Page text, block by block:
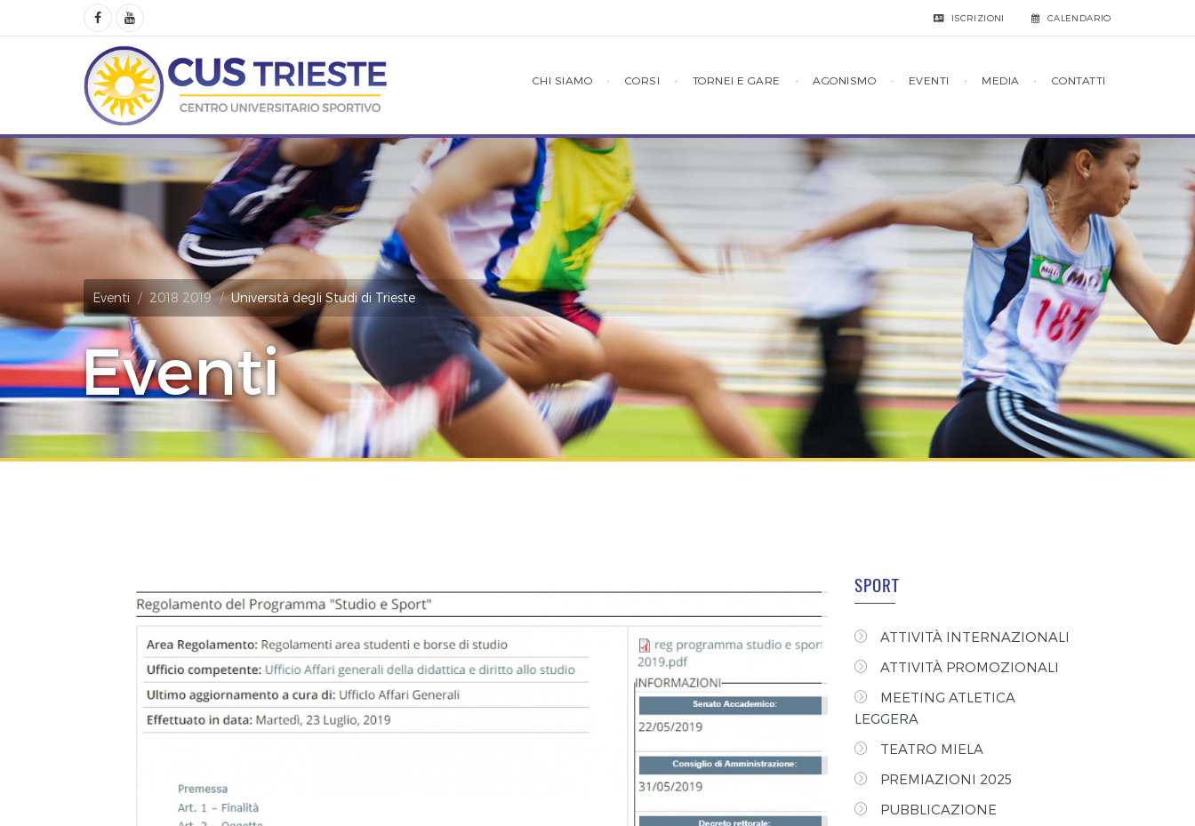
ISCRIZIONI CALENDARIO
CHI SIAMO · CORSI · TORNEI E GARE · AGONISMO · EVENTI · MEDIA · CONTATTI
Eventi 2018 2019 Università degli Studi di Trieste
Eventi
SPORT
ATTIVITÀ INTERNAZIONALI
ATTIVITÀ PROMOZIONALI
MEETING ATLETICA
LEGGERA
TEATRO MIELA
PREMIAZIONI 2025
PUBBLICAZIONE